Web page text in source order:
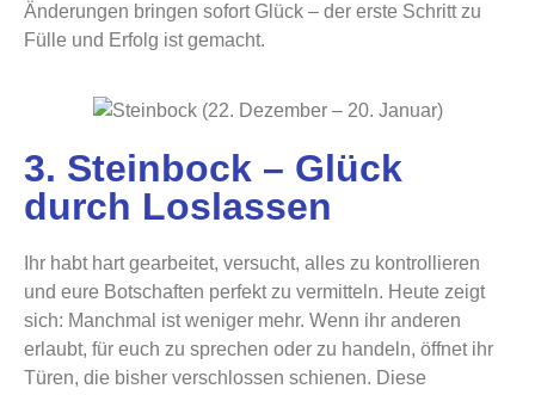
Änderungen bringen sofort Glück – der erste Schritt zu
Fülle und Erfolg ist gemacht.
3. Steinbock – Glück
durch Loslassen
Ihr habt hart gearbeitet, versucht, alles zu kontrollieren
und eure Botschaften perfekt zu vermitteln. Heute zeigt
sich: Manchmal ist weniger mehr. Wenn ihr anderen
erlaubt, für euch zu sprechen oder zu handeln, öffnet ihr
Türen, die bisher verschlossen schienen. Diese